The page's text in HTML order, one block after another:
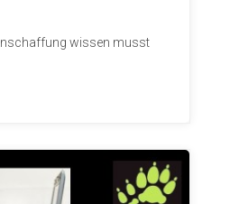
wissen musst